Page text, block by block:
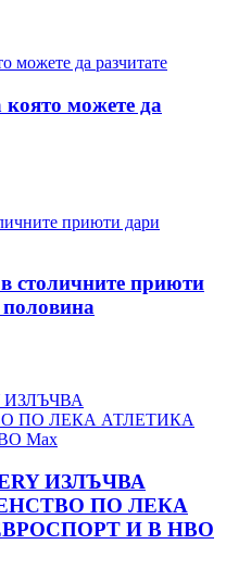
можете да
столичните приюти
ИЗЛЪЧВА
ПО ЛЕКА
И В НВО